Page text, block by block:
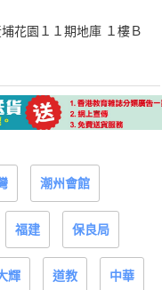
花園１１期地庫 １樓Ｂ
潮州會館
福建 保良局
輝 道教 中華